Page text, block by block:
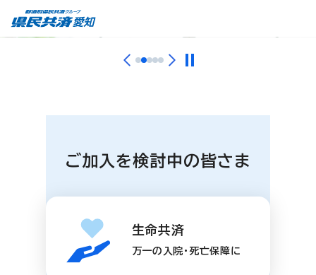
ご加入を検討中の皆さま
生命共済
万一の入院・死亡保障に